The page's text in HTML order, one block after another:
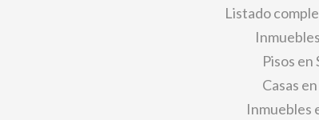
Listado
Pisos
Casas
Inmuebles